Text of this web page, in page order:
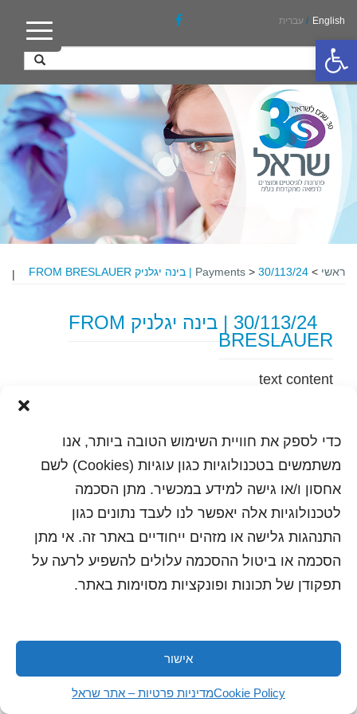
פתח סרגל נגישות
כדי לספק את חוויית השימוש הטובה ביותר, אנו
משתמשים בטכנולוגיות כגון עוגיות (Cookies) לשם
אחסון ו/או גישה למידע במכשיר. מתן הסכמה
לטכנולוגיות אלה יאפשר לנו לעבד נתונים כגון
התנהגות גלישה או מזהים ייחודיים באתר זה. אי מתן
הסכמה או ביטול ההסכמה עלולים להשפיע לרעה על
תפקודן של תכונות ופונקציות מסוימות באתר.
אישור
Cookie Policyמדיניות פרטיות – אתר שראל
English
/ עברית
ראשי >
Payments > 30/113/24 | בינה יגלניק FROM BRESLAUER |
30/113/24 | בינה יגלניק FROM
BRESLAUER
text content
כל הזכויות שמורות לשראל 2018 | עיצוב ותכנות: סטודיו
"היוצרים"